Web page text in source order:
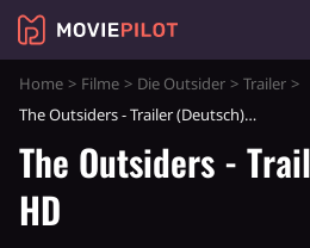
Home Filme Die Outsider
Trailer
The Outsiders - Trailer (Deutsch) HD
The Outsiders -
HD